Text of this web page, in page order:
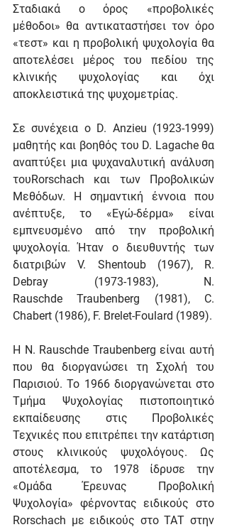
Σταδιακά ο όρος «προβολικές
μέθοδοι» θα αντικαταστήσει τον όρο
«τεστ» και η προβολική ψυχολογία θα
αποτελέσει μέρος του πεδίου της
κλινικής ψυχολογίας και όχι
αποκλειστικά της ψυχομετρίας.
Σε συνέχεια ο D. Anzieu (1923-1999)
μαθητής και βοηθός του D. Lagache θα
αναπτύξει μια ψυχαναλυτική ανάλυση
τουRorschach και των Προβολικών
Μεθόδων. Η σημαντική έννοια που
ανέπτυξε, το «Εγώ-δέρμα» είναι
εμπνευσμένο από την προβολική
ψυχολογία. Ήταν ο διευθυντής των
διατριβών V. Shentoub (1967), R.
Debray (1973-1983), N.
Rauschde Traubenberg (1981), C.
Chabert (1986), F. Brelet-Foulard (1989).
Η N. Rauschde Traubenberg είναι αυτή
που θα διοργανώσει τη Σχολή του
Παρισιού. Το 1966 διοργανώνεται στο
Τμήμα Ψυχολογίας πιστοποιητικό
εκπαίδευσης στις Προβολικές
Τεχνικές που επιτρέπει την κατάρτιση
στους κλινικούς ψυχολόγους. Ως
αποτέλεσμα, το 1978 ίδρυσε την
«Ομάδα Έρευνας Προβολική
Ψυχολογία» φέρνοντας ειδικούς στο
Rorschach με ειδικούς στο ΤΑΤ στην